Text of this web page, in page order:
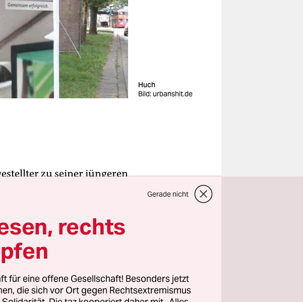
Huch
Bild: urbanshit.de
zu seiner jüngeren
Kann sogar
ein solches
–Wahlplakate sind vor
Filzstift ihren Frust ab,
politische Botschaften zu
steckt Strategie.
Gerade nicht
rechts
für eine offene Gesellschaft! Besonders jetzt
die sich vor Ort gegen Rechtsextremismus